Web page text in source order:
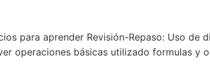
para aprender Revisión-Repaso: Uso de
operaciones básicas utilizado formulas y